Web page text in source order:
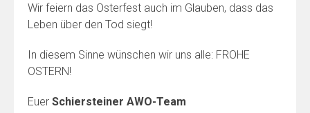
Wir feiern das Osterfest auch im Glauben, dass das
Leben über den Tod siegt!
In diesem Sinne wünschen wir uns alle: FROHE
OSTERN!
Euer Schiersteiner AWO-Team